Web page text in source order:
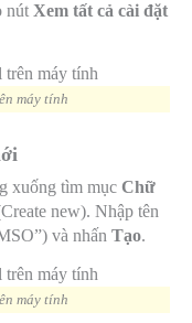
nút Xem tất cả cài đặt
máy tính
xuống tìm mục Chữ
new). Nhập tên
và nhấn Tạo.
máy tính